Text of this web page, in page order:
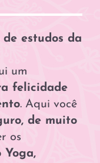
estudos da
um
felicidade
. Aqui você
de muito
os
Yoga,